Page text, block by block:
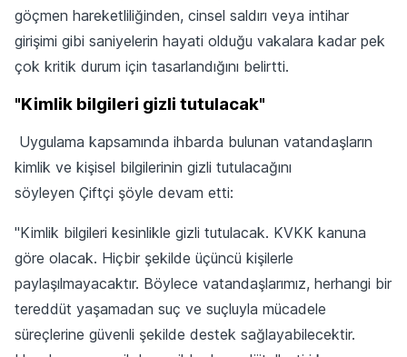
göçmen hareketliliğinden, cinsel saldırı veya intihar
girişimi gibi saniyelerin hayati olduğu vakalara kadar pek
çok kritik durum için tasarlandığını belirtti.
"Kimlik bilgileri gizli tutulacak"
Uygulama kapsamında ihbarda bulunan vatandaşların
kimlik ve kişisel bilgilerinin gizli tutulacağını
söyleyen Çiftçi şöyle devam etti:
"Kimlik bilgileri kesinlikle gizli tutulacak. KVKK kanuna
göre olacak. Hiçbir şekilde üçüncü kişilerle
paylaşılmayacaktır. Böylece vatandaşlarımız, herhangi bir
tereddüt yaşamadan suç ve suçluyla mücadele
süreçlerine güvenli şekilde destek sağlayabilecektir.